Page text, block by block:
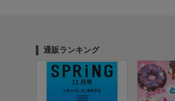
通販ランキング